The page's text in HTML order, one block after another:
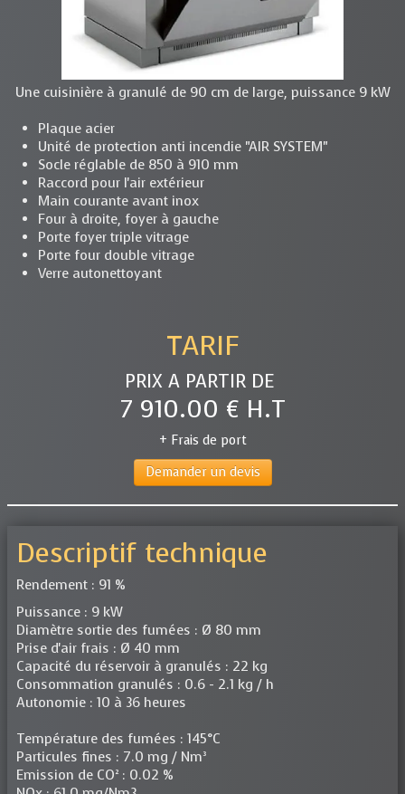
Une cuisinière à granulé de 90 cm de large, puissance 9 kW
Plaque acier
Unité de protection anti incendie "AIR SYSTEM"
Socle réglable de 850 à 910 mm
Raccord pour l'air extérieur
Main courante avant inox
Four à droite, foyer à gauche
Porte foyer triple vitrage
Porte four double vitrage
Verre autonettoyant
TARIF
PRIX A PARTIR DE
7 910.00 € H.T
+ Frais de port
Demander un devis
Descriptif technique
Rendement : 91 %
Puissance : 9 kW
Diamètre sortie des fumées : Ø 80 mm
Prise d'air frais : Ø 40 mm
Capacité du réservoir à granulés : 22 kg
Consommation granulés : 0.6 - 2.1 kg / h
Autonomie : 10 à 36 heures
Température des fumées : 145°C
Particules fines : 7.0 mg / Nm³
Emission de CO² : 0.02 %